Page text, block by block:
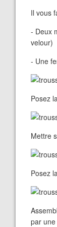
Il vous
- Deux
velour)
- Une
Posez
Mettre
Posez
par